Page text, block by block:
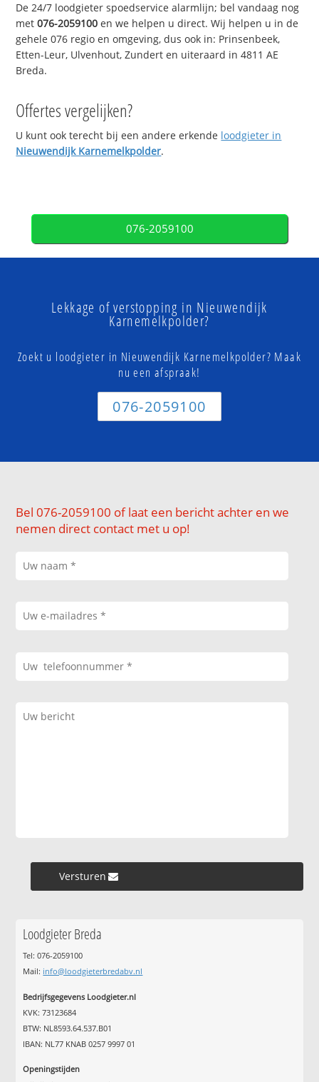
De 24/7 loodgieter spoedservice alarmlijn; bel vandaag nog
met076-2059100 en we helpen u direct. Wij helpen u in de
gehele 076 regio en omgeving, dus ook in: Prinsenbeek,
Etten-Leur, Ulvenhout, Zundert en uiteraard in 4811 AE
Breda.
Offertes vergelijken?
U kunt ook terecht bij een andere erkende loodgieter in
Nieuwendijk Karnemelkpolder.
076-2059100
Lekkage of verstopping in Nieuwendijk
Karnemelkpolder?
Zoekt u loodgieter in Nieuwendijk Karnemelkpolder? Maak
nu een afspraak!
076-2059100
Bel 076-2059100 of laat een bericht achter en we
nemen direct contact met u op!
Versturen »
Loodgieter Breda
Tel: 076-2059100
Mail: info@loodgieterbredabv.nl
Bedrijfsgegevens Loodgieter.nl
KVK: 73123684
BTW: NL8593.64.537.B01
IBAN: NL77 KNAB 0257 9997 01
Openingstijden